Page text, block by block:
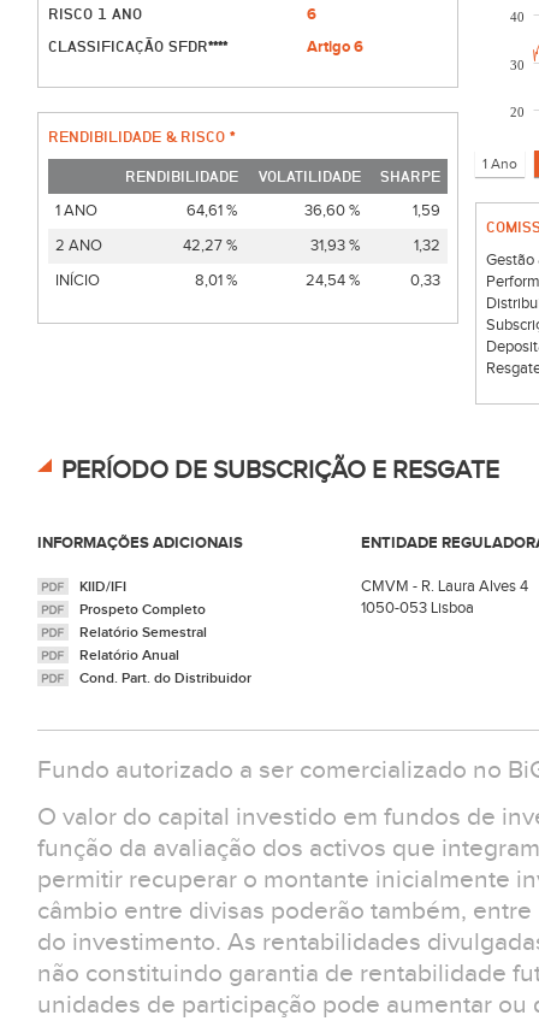
RISCO 1 ANO
6
CLASSIFICAÇÃO SFDR****
Artigo 6
RENDIBILIDADE & RISCO *
RENDIBILIDADE VOLATILIDADE
SHARPE
1 ANO
64,61 % 36,60 %
1,59
2 ANO
42,27 % 31,93 %
1,32
INÍCIO
8,01 % 24,54 % 0,33
20
30
40
Gestão
PERÍODO DE SUBSCRIÇÃO E RESGATE
INFORMAÇÕES ADICIONAIS ENTIDADE
KIID/IFI
Prospeto Completo
Relatório Semestral
Relatório Anual
Cond. Part. do Distribuidor
CMVM - R. Laura Alves 4
1050-053 Lisboa
Fundo autorizado a ser comercializado no
O valor do capital investido em fundos de
função da avaliação dos activos que
permitir recuperar o montante inicialmente
câmbio entre divisas poderão também,
do investimento. As rentabilidades
não constituindo garantia de rentabilidade
unidades de participação pode aumentar